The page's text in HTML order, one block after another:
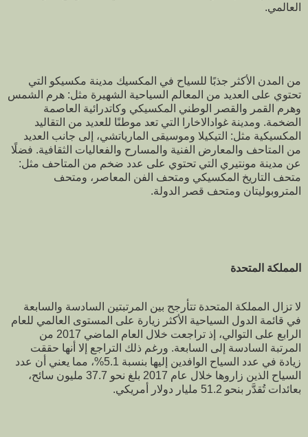
العالمي.
من المدن الأكثر جذبًا للسياح في المكسيك مدينة مكسيكو التي
تحتوي على العديد من المعالم السياحية الشهيرة مثل: هرم الشمس
وهرم القمر والقصر الوطني المكسيكي وكاتدرائية العاصمة
الضخمة. ومدينة غوادالاخارا التي تعد موطنًا للعديد من التقاليد
المكسيكية مثل: التيكيلا وموسيقى المارياتشي، إلى جانب العديد
من المتاحف والمعارض الفنية والمسارح والفعاليات الثقافية. فضلًا
عن مدينة مونتيري التي تحتوي على عدد ضخم من المتاحف مثل:
متحف التاريخ المكسيكي ومتحف الفن المعاصر، ومتحف
المتروبوليتان ومتحف قصر الدولة.
المملكة المتحدة
لا تزال المملكة المتحدة تتأرجح بين المرتبتين السادسة والسابعة
في قائمة الدول السياحية الأكثر زيارة على المستوى العالمي للعام
الرابع على التوالي، إذ تراجعت خلال العام الماضي 2017 من
المرتبة السادسة إلى السابعة. ورغم ذلك التراجع إلا أنها حققت
زيادة في عدد السياح الوافدين إليها بنسبة 5.1%، مما يعني أن عدد
السياح الذين زاروها خلال عام 2017 بلغ نحو 37.7 مليون سائح،
بعائدات تُقدَّر بنحو 51.2 مليار دولار أمريكي.